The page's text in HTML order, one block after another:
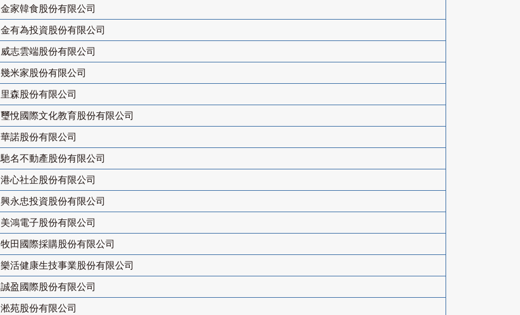
金家韓食股份有限公司
金有為投資股份有限公司
威志雲端股份有限公司
幾米家股份有限公司
里森股份有限公司
璽悅國際文化教育股份有限公司
華諾股份有限公司
馳名不動產股份有限公司
港心社企股份有限公司
興永忠投資股份有限公司
美鴻電子股份有限公司
牧田國際採購股份有限公司
樂活健康生技事業股份有限公司
誠盈國際股份有限公司
淞苑股份有限公司